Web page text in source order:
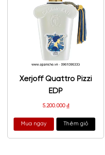
Xerjoff Quattro Pizzi
EDP
5.200.000₫
Mua ngay Thêm giỏ